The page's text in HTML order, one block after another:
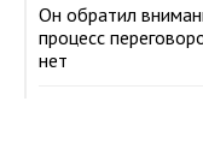
Он обратил
процесс
нет